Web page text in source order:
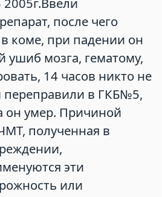
после чего
коме, при падении он
ушиб мозга, гематому,
14 часов никто не
переправили в ГКБ№5,
он умер. Причиной
полученная в
эти
или